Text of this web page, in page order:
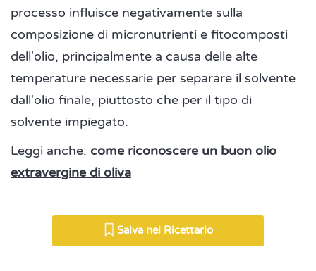
processo influisce negativamente sulla
composizione di micronutrienti e fitocomposti
dell'olio, principalmente a causa delle alte
temperature necessarie per separare il solvente
dall'olio finale, piuttosto che per il tipo di
solvente impiegato.
Leggi anche: come riconoscere un buon olio
extravergine di oliva
Salva nel Ricettario